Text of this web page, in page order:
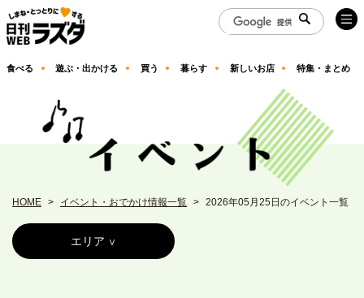
食べる 遊ぶ・出かける 買う 暮らす 新しいお店 特集・まとめ
HOME イベント・おでかけ情報一覧 2026年05月25日のイベント一覧
エリア